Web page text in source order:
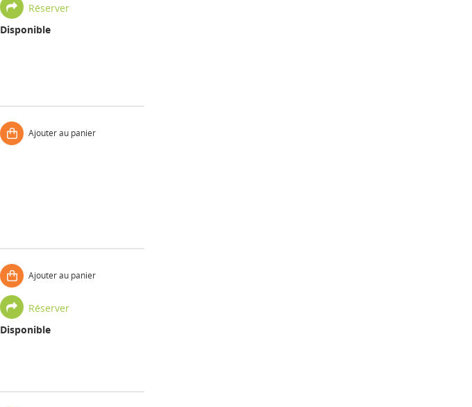
Réserver
Disponible
Ajouter au panier
Ajouter au panier
Réserver
Disponible